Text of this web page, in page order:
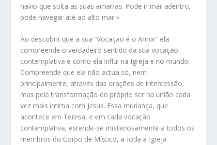
navio que solta as suas amarras. Pode ir mar adentro,
pode navegar até ao alto mar.»
Ao descobrir que a sua “Vocação é o Amor” ela
compreende o verdadeiro sentido da sua vocação
contemplativa e como ela influi na Igreja e no mundo.
Compreende que ela não actua só, nem
principalmente, através das orações de intercessão,
mas pela transformação do próprio ser na união cada
vez mais intima com Jesus. Essa mudança, que
acontece em Teresa, e em cada vocação
contemplativa, estende-se misteriosamente a todos os
membros do Corpo de Místico, a toda a Igreja